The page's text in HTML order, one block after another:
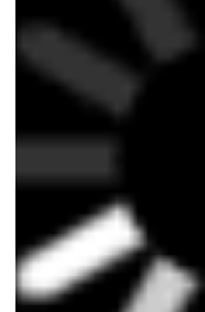
Хочу презентацию